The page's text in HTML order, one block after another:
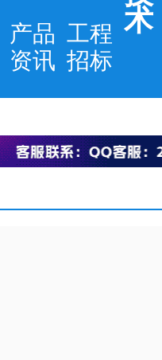
产品
资讯
工程
招标
术